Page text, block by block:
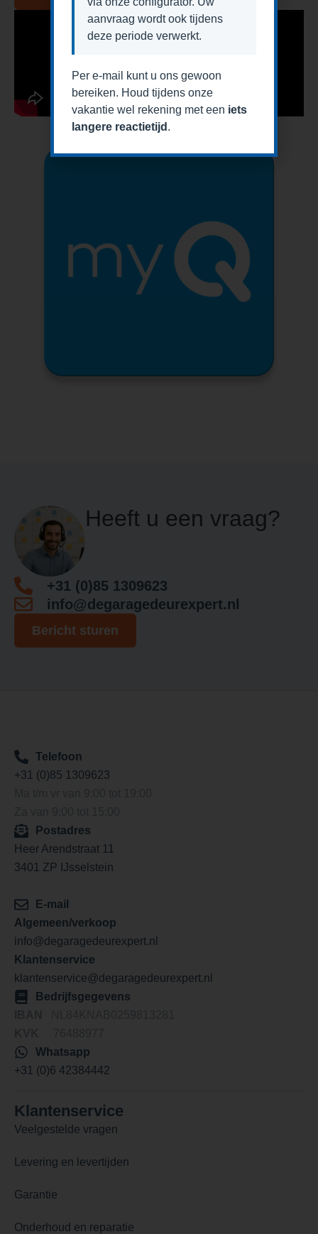
Heeft u een vraag?
+31 (0)85 1309623
info@degaragedeurexpert.nl
Bericht sturen
Telefoon
+31 (0)85 1309623
Postadres
Heer Arendstraat 11
3401 ZP IJsselstein
E-mail
Algemeen/verkoop
info@degaragedeurexpert.nl
Klantenservice
klantenservice@degaragedeurexpert.nl
Bedrijfsgegevens
Whatsapp
+31 (0)6 42384442
Klantenservice
Veelgestelde vragen
Levering en levertijden
Garantie
Onderhoud en reparatie
aanvraag wordt ook tijdens
deze periode verwerkt.
Per e-mail kunt u ons gewoon
bereiken. Houd tijdens onze
vakantie wel rekening met een iets
langere reactietijd .